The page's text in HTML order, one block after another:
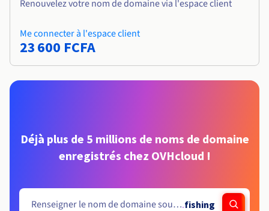
Renouvelez votre nom de domaine via l'espace client
Me connecter à l'espace client
23 600 FCFA
Déjà plus de 5 millions de noms de domaine
enregistrés chez OVHcloud !
.fishing